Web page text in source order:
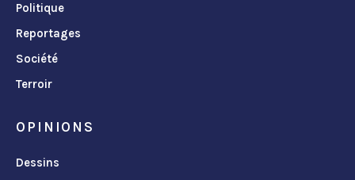
Politique
Reportages
Société
Terroir
OPINIONS
Dessins